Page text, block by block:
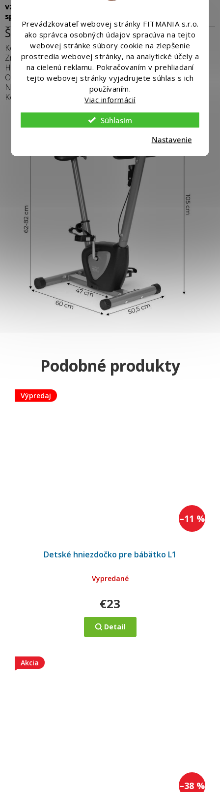
Prevádzkovateľ webovej stránky FITMANIA s.r.o.
ako správca osobných údajov spracúva na tejto
webovej stránke súbory cookie na zlepšenie
prostredia webovej stránky, na analytické účely a
na cielenú reklamu. Pokračovaním v prehliadaní
tejto webovej stránky vyjadrujete súhlas s ich
používaním.
Viac informácií
Súhlasím
Nastavenie
Výpredaj
–11 %
Detské hniezdočko pre bábätko L1
Vypredané
€23
Detail
Akcia
–38 %
vzdialenosť
spálené kalórie
ŠPECIFIKÁCIA:
Kód produktu:GB-BC1422 GREY
Značka: ModernHome
Hmotnosť: 12 kg
Odpor: mechanický
Nastavenie záťaže: áno
Konštrukcia: kov